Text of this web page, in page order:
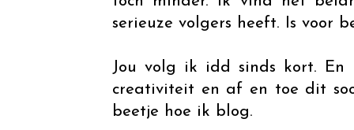
serieuze volgers heeft. Is voor
Jou volg ik idd sinds kort.
creativiteit en af en toe dit
beetje hoe ik blog.